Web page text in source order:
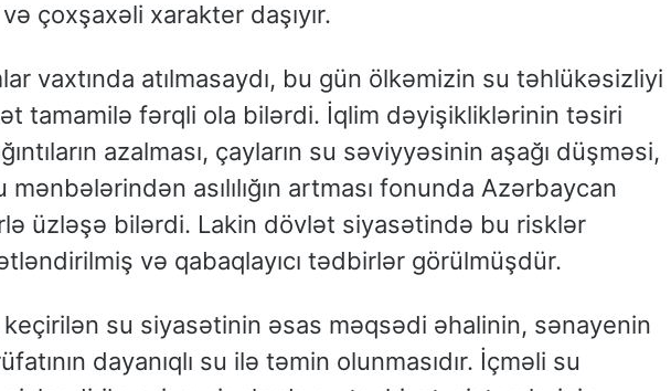
çoxşaxəli xarakter daşıyır.
vaxtında atılmasaydı, bu gün ölkəmizin su təhlükəsizliyi
tamamilə fərqli ola bilərdi. İqlim dəyişikliklərinin təsiri
azalması, çayların su səviyyəsinin aşağı düşməsi,
asılılığın artması fonunda Azərbaycan
üzləşə bilərdi. Lakin dövlət siyasətində bu risklər
və qabaqlayıcı tədbirlər görülmüşdür.
su siyasətinin əsas məqsədi əhalinin, sənayenin
dayanıqlı su ilə təmin olunmasıdır. İçməli su